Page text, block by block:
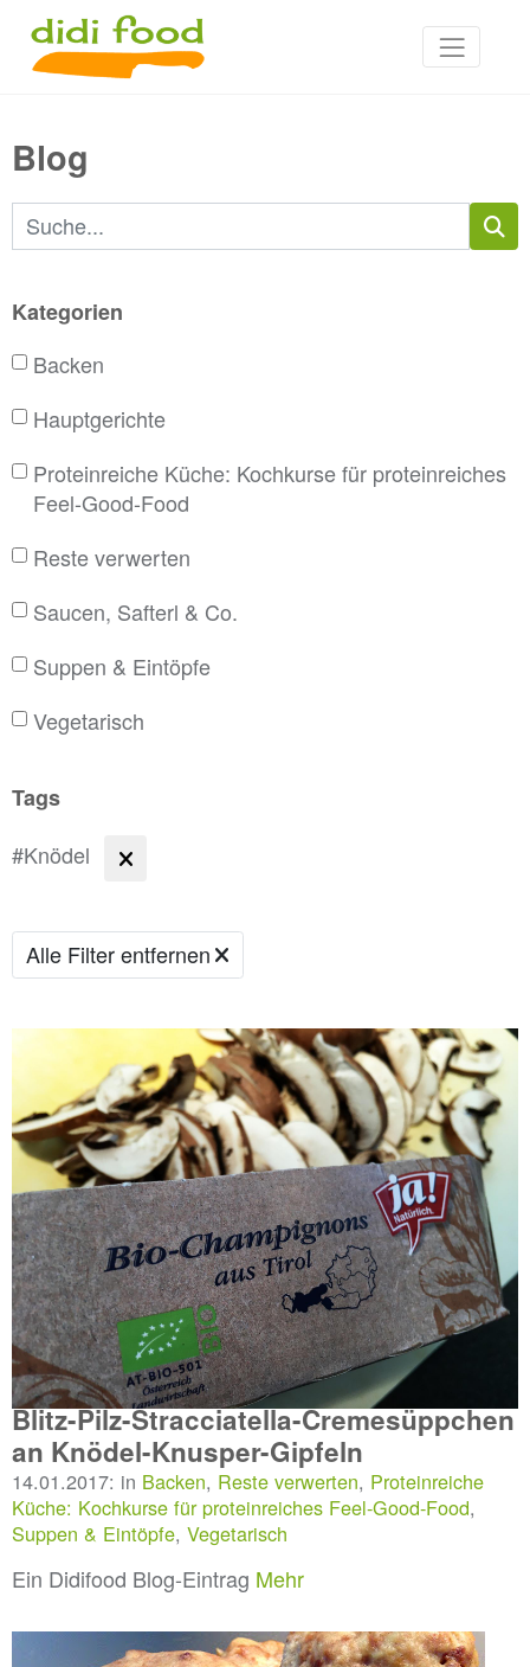
Blog
Suchbegriffe
Kategorien
Backen
Hauptgerichte
Proteinreiche Küche: Kochkurse für proteinreiches
Feel-Good-Food
Reste verwerten
Saucen, Safterl & Co.
Suppen & Eintöpfe
Vegetarisch
Tags
#Knödel
Alle Filter entfernen
Blitz-Pilz-Stracciatella-Cremesüppchen
an Knödel-Knusper-Gipfeln
14.01.2017: in Backen, Reste verwerten, Proteinreiche
Küche: Kochkurse für proteinreiches Feel-Good-Food,
Suppen & Eintöpfe, Vegetarisch
Ein Didifood Blog-Eintrag Mehr